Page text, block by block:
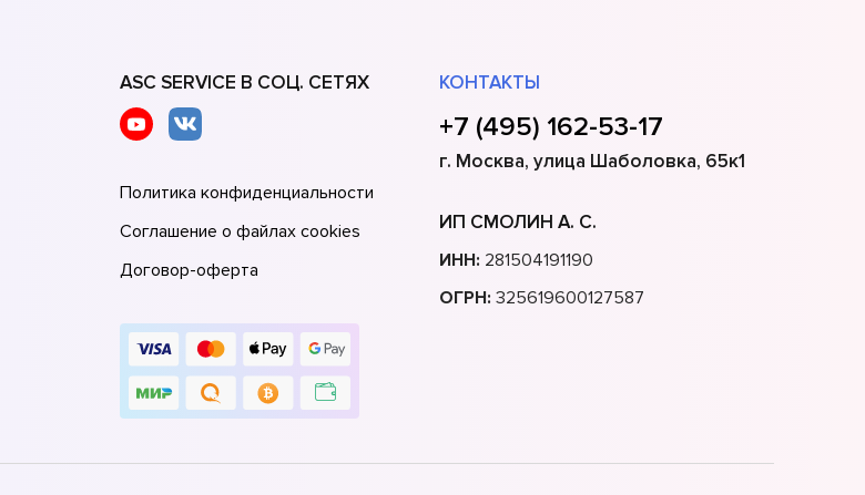
ASC SERVICE В СОЦ. СЕТЯХ
Политика конфиденциальности
Соглашение о файлах cookies
Договор-оферта
КОНТАКТЫ
+7 (495) 162-53-17
г. Москва, улица Шаболовка, 65к1
ИП СМОЛИН А. С.
ИНН: 281504191190
ОГРН: 325619600127587